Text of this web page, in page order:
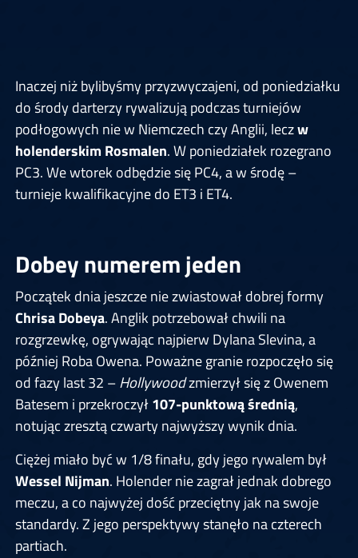
Inaczej niż bylibyśmy przyzwyczajeni, od poniedziałku
do środy darterzy rywalizują podczas turniejów
podłogowych nie w Niemczech czy Anglii, leczw
holenderskim Rosmalen. W poniedziałek rozegrano
PC3. We wtorek odbędzie się PC4, a w środę –
turnieje kwalifikacyjne do ET3 i ET4.
Dobey numerem jeden
Początek dnia jeszcze nie zwiastował dobrej formy
Chrisa Dobeya. Anglik potrzebował chwili na
rozgrzewkę, ogrywając najpierw Dylana Slevina, a
później Roba Owena. Poważne granie rozpoczęło się
od fazy last 32 –Hollywoodzmierzył się z Owenem
Batesem i przekroczył107-punktową średnią,
notując zresztą czwarty najwyższy wynik dnia.
Ciężej miało być w 1/8 finału, gdy jego rywalem był
Wessel Nijman. Holender nie zagrał jednak dobrego
meczu, a co najwyżej dość przeciętny jak na swoje
standardy. Z jego perspektywy stanęło na czterech
partiach.